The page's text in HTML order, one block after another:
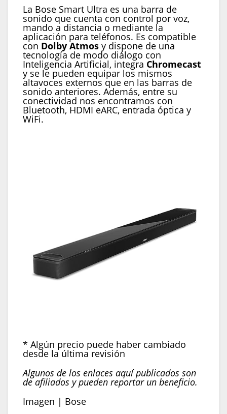
La Bose Smart Ultra es una barra de
sonido que cuenta con control por voz,
mando a distancia o mediante la
aplicación para teléfonos. Es compatible
con Dolby Atmos y dispone de una
tecnología de modo diálogo con
Inteligencia Artificial, integra Chromecast
y se le pueden equipar los mismos
altavoces externos que en las barras de
sonido anteriores. Además, entre su
conectividad nos encontramos con
Bluetooth, HDMI eARC, entrada óptica y
WiFi.
* Algún precio puede haber cambiado
desde la última revisión
Algunos de los enlaces aquí publicados son
de afiliados y pueden reportar un beneficio.
Imagen | Bose